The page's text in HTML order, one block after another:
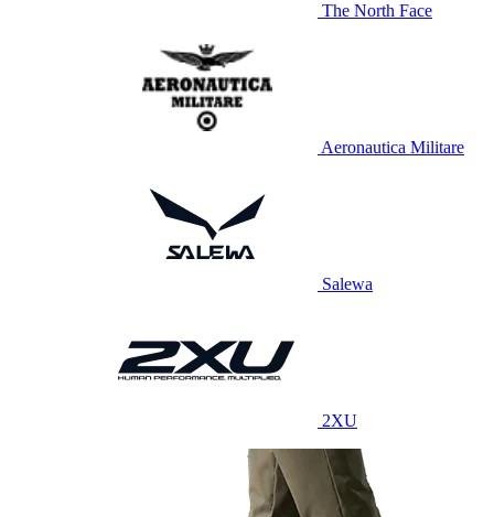
The North Face
Aeronautica Militare
Salewa
2XU